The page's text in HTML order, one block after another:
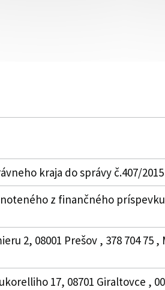
kraja do správy č.407/2015
z finančného príspevku
2, 08001 Prešov , 378 704 75
17, 08701 Giraltovce ,